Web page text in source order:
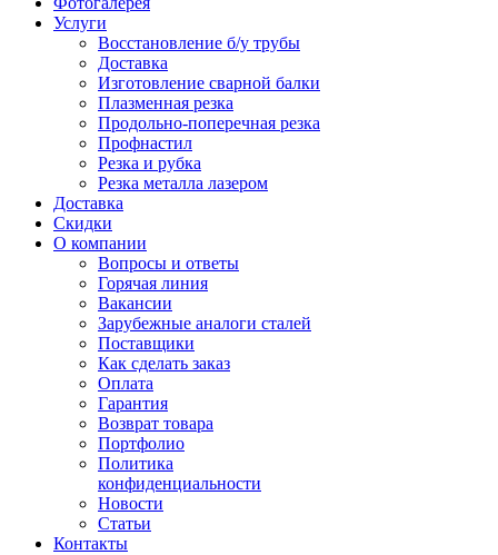
Услуги
Восстановление б/у трубы
Доставка
Изготовление сварной балки
Плазменная резка
Продольно-поперечная резка
Профнастил
Резка и рубка
Резка металла лазером
Доставка
Скидки
О компании
Вопросы и ответы
Горячая линия
Вакансии
Зарубежные аналоги сталей
Поставщики
Как сделать заказ
Оплата
Гарантия
Возврат товара
Портфолио
Политика
конфиденциальности
Новости
Статьи
Контакты